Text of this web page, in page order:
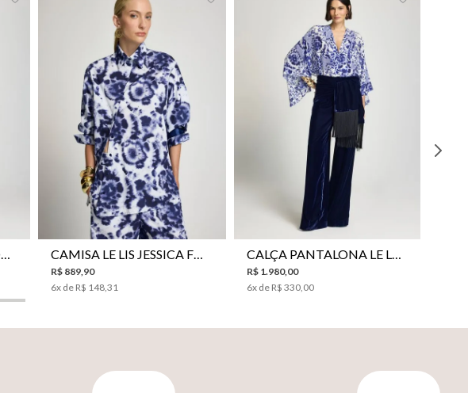
CALÇA PANTALONA SEDA LE LIS AKARI FEMININA
36 38 40 42 44 46
CAMISA LE LIS JESSICA FEMININA
R$ 889,90
6x de R$ 148,31
34 36 38
CALÇA PANTALONA LE LIS SONIA FEMININA
R$ 1.980,00
6x de R$ 330,00